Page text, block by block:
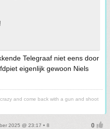
Telegraaf niet eens door
eigenlijk gewoon Niels
and come back with a gun and shoot
2025 @ 23:17 • 8